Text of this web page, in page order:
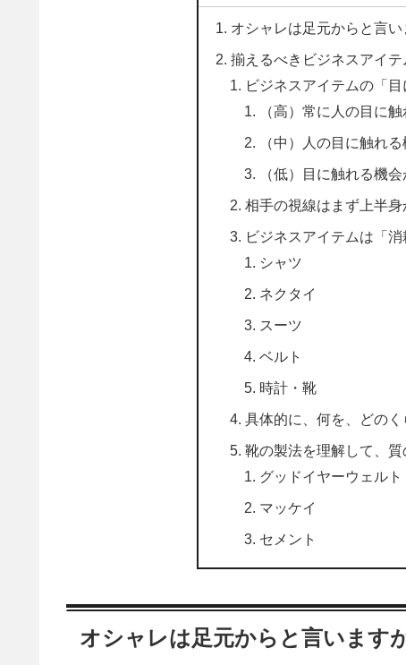
オシャレは足元からと言
揃えるべきビジネスアイ
ビジネスアイテムの「目
（高）常に人の目に触
（中）人の目に触れ
（低）目に触れる機
相手の視線はまず上半身
ビジネスアイテムは「
シャツ
ネクタイ
スーツ
ベルト
時計・靴
具体的に、何を、どの
靴の製法を理解して、
グッドイヤーウェルト
マッケイ
セメント
オシャレは足元からと言います